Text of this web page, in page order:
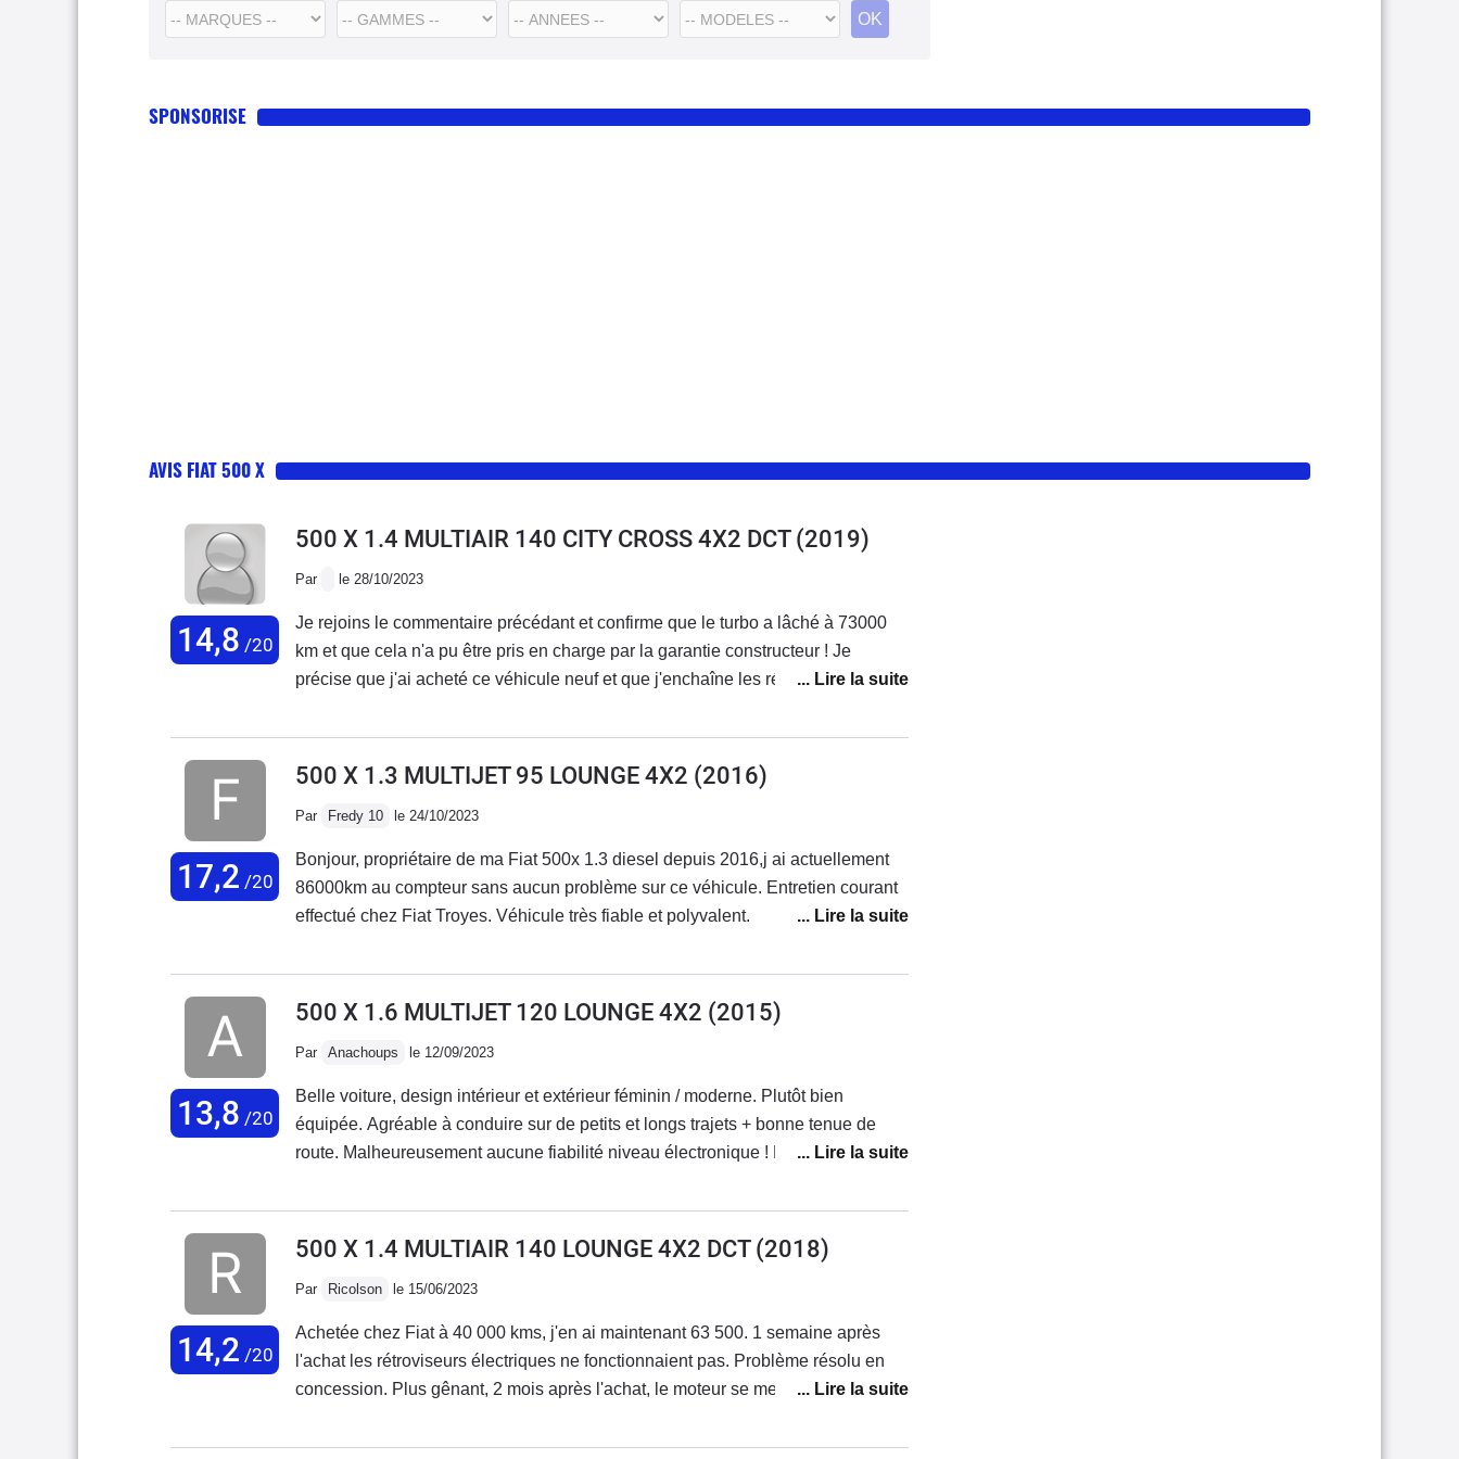
SPONSORISE
AVIS FIAT 500 X
14,8 /20
500 X 1.4 MULTIAIR 140 CITY CROSS 4X2 DCT(2019)
Par le 28/10/2023
Je rejoins le commentaire précédant et confirme que le turbo a lâché à 73000
km et que cela n'a pu être pris en charge par la garantie constructeur ! Je
précise que j'ai acheté ce véhicule neuf et que j'enchaîne les réparations ! Ma
17,2 /20
500 X 1.3 MULTIJET 95 LOUNGE 4X2 (2016)
Par Fredy 10 le 24/10/2023
Bonjour, propriétaire de ma Fiat 500x 1.3 diesel depuis 2016,j ai actuellement
86000km au compteur sans aucun problème sur ce véhicule. Entretien courant
effectué chez Fiat Troyes. Véhicule très fiable et polyvalent.
13,8 /20
500 X 1.6 MULTIJET 120 LOUNGE 4X2 (2015)
Par Anachoups le 12/09/2023
Belle voiture, design intérieur et extérieur féminin / moderne. Plutôt bien
équipée. Agréable à conduire sur de petits et longs trajets + bonne tenue de
route. Malheureusement aucune fiabilité niveau électronique ! La voiture vieillit
est déplorable, aucune reconnaissance de leurs défauts de fabrication ! J'adore
ma voiture mais au vu des coûts de réparations faramineux, des problèmes qui
14,2 /20
500 X 1.4 MULTIAIR 140 LOUNGE 4X2 DCT(2018)
Par Ricolson le 15/06/2023
Achetée chez Fiat à 40 000 kms, j'en ai maintenant 63 500. 1 semaine après
l'achat les rétroviseurs électriques ne fonctionnaient pas. Problème résolu en
concession. Plus gênant, 2 mois après l'achat, le moteur se met en mode
moteur résolu par la concession . Sous garantie.Au niveau look, elle est